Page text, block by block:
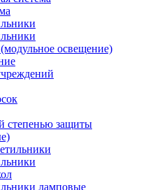
освещение)
степенью защиты
ламповые